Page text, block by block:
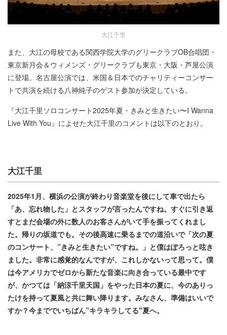
大江千里
また、大江の母校である関西学院大学のグリークラブOB合唱団・
東京新月会＆ウィメンズ・グリークラブも東京・大阪・芦屋公演
に登場。名古屋公演では、米国＆日本でのチャリティーコンサー
トで共演を続ける八神純子のゲスト参加が決定している。
『大江千里ソロコンサート2025年夏・きみと生きたい〜I Wanna
Live With You』によせた大江千里のコメントは以下のとおり。
大江千里
2025年1月、横浜の公演が終わり音楽堂を後にして車で出たら
「あ、忘れ物した」とスタッフが言ったんですね。すぐに引き返
すとまだ会場の外に数人のお客さんがいて手を振ってくれまし
た。帰りの坂道でも。その後高速に乗るまでの道沿いで「次の夏
のコンサート、”きみと生きたい”ですね。」と僕はぽろっと呟き
ました。非常に感覚的なんですが、これしかないって思って。僕
は今アメリカでゼロから新たな音楽に向き合っている最中です
が、かつては「納涼千里天国」をやった日本の夏に、今のありっ
たけを持って夏風と共に舞い降ります。みなさん、準備はいいで
すか？今まででいちばん”キラキラしてる"夏へ。